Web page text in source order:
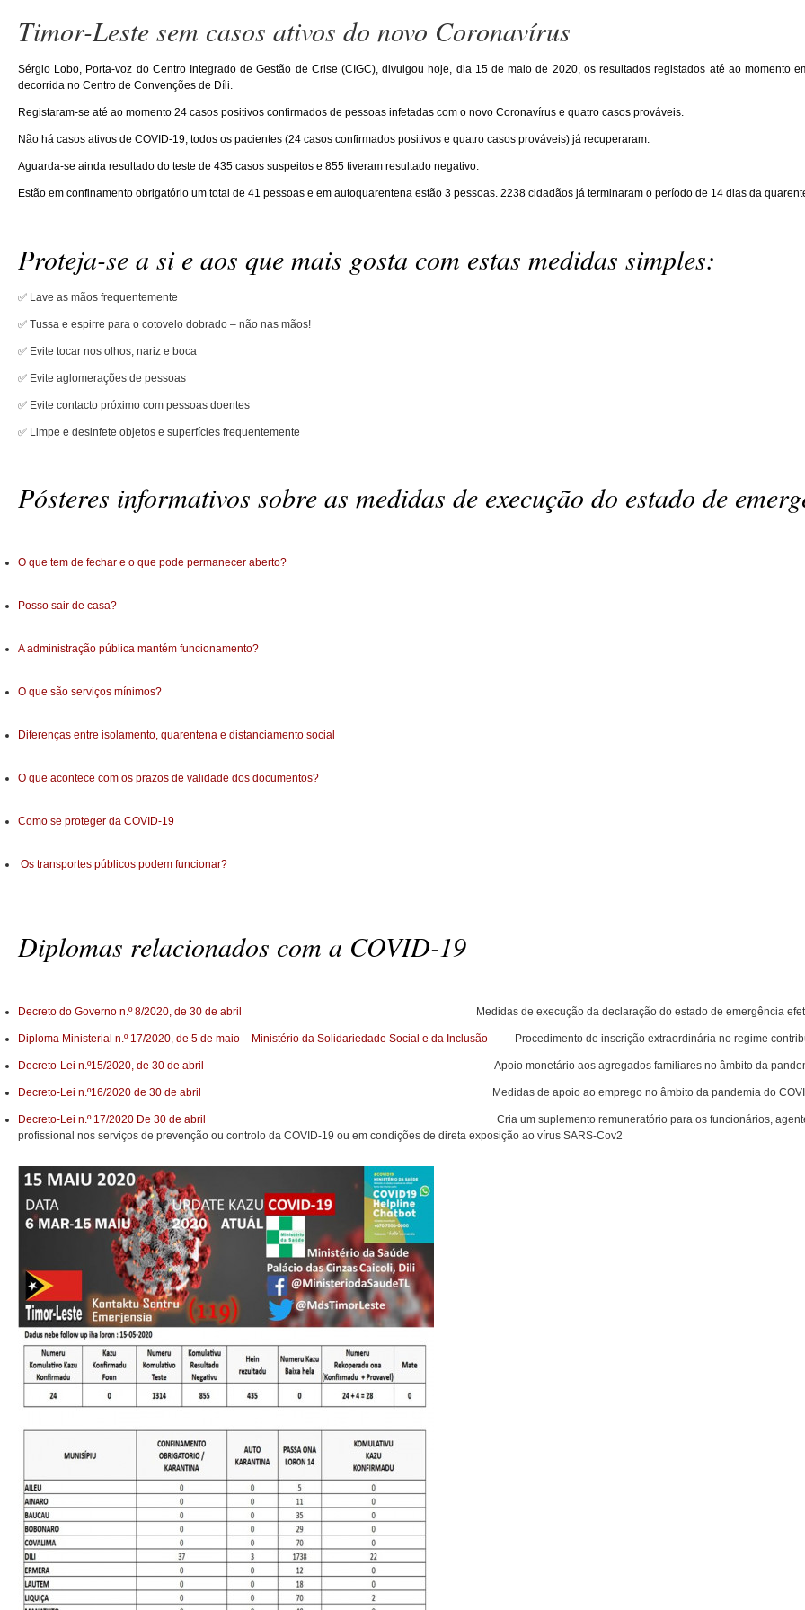
Timor-Leste sem casos ativos do novo Coronavírus
Sérgio Lobo, Porta-voz do Centro Integrado de Gestão de Crise (CIGC), divulgou hoje, dia 15 de maio de 2020, os resultados registados até ao momento
decorrida no Centro de Convenções de Díli.
Registaram-se até ao momento 24 casos positivos confirmados de pessoas infetadas com o novo Coronavírus e quatro casos prováveis.
Não há casos ativos de COVID-19, todos os pacientes (24 casos confirmados positivos e quatro casos prováveis) já recuperaram.
Aguarda-se ainda resultado do teste de 435 casos suspeitos e 855 tiveram resultado negativo.
Estão em confinamento obrigatório um total de 41 pessoas e em autoquarentena estão 3 pessoas. 2238 cidadãos já terminaram o período de 14 dias da
Proteja-se a si e aos que mais gosta com estas medidas simples:
✅ Lave as mãos frequentemente
✅ Tussa e espirre para o cotovelo dobrado – não nas mãos!
✅ Evite tocar nos olhos, nariz e boca
✅ Evite aglomerações de pessoas
✅ Evite contacto próximo com pessoas doentes
✅ Limpe e desinfete objetos e superfícies frequentemente
Pósteres informativos sobre as medidas de execução do estado de
O que tem de fechar e o que pode permanecer aberto?
Posso sair de casa?
A administração pública mantém funcionamento?
O que são serviços mínimos?
Diferenças entre isolamento, quarentena e distanciamento social
O que acontece com os prazos de validade dos documentos?
Como se proteger da COVID-19
Os transportes públicos podem funcionar?
Diplomas relacionados com a COVID-19
Decreto do Governo n.º 8/2020, de 30 de abril Medidas de execução da declaração do estado de emergência efetuada pelo
Diploma Ministerial n.º 17/2020, de 5 de maio – Ministério da Solidariedade Social e da Inclusão Procedimento de inscrição extraordinária no regime
Decreto-Lei n.º15/2020, de 30 de abril Apoio monetário aos agregados familiares no âmbito da pandemia de
Decreto-Lei n.º16/2020 de 30 de abril Medidas de apoio ao emprego no âmbito da pandemia do
Decreto-Lei n.º 17/2020 De 30 de abril
Cria um suplemento remuneratório para os funcionários, agentes e trabalhadores
profissional nos serviços de prevenção ou controlo da COVID-19 ou em condições de direta exposição ao vírus SARS-Cov2